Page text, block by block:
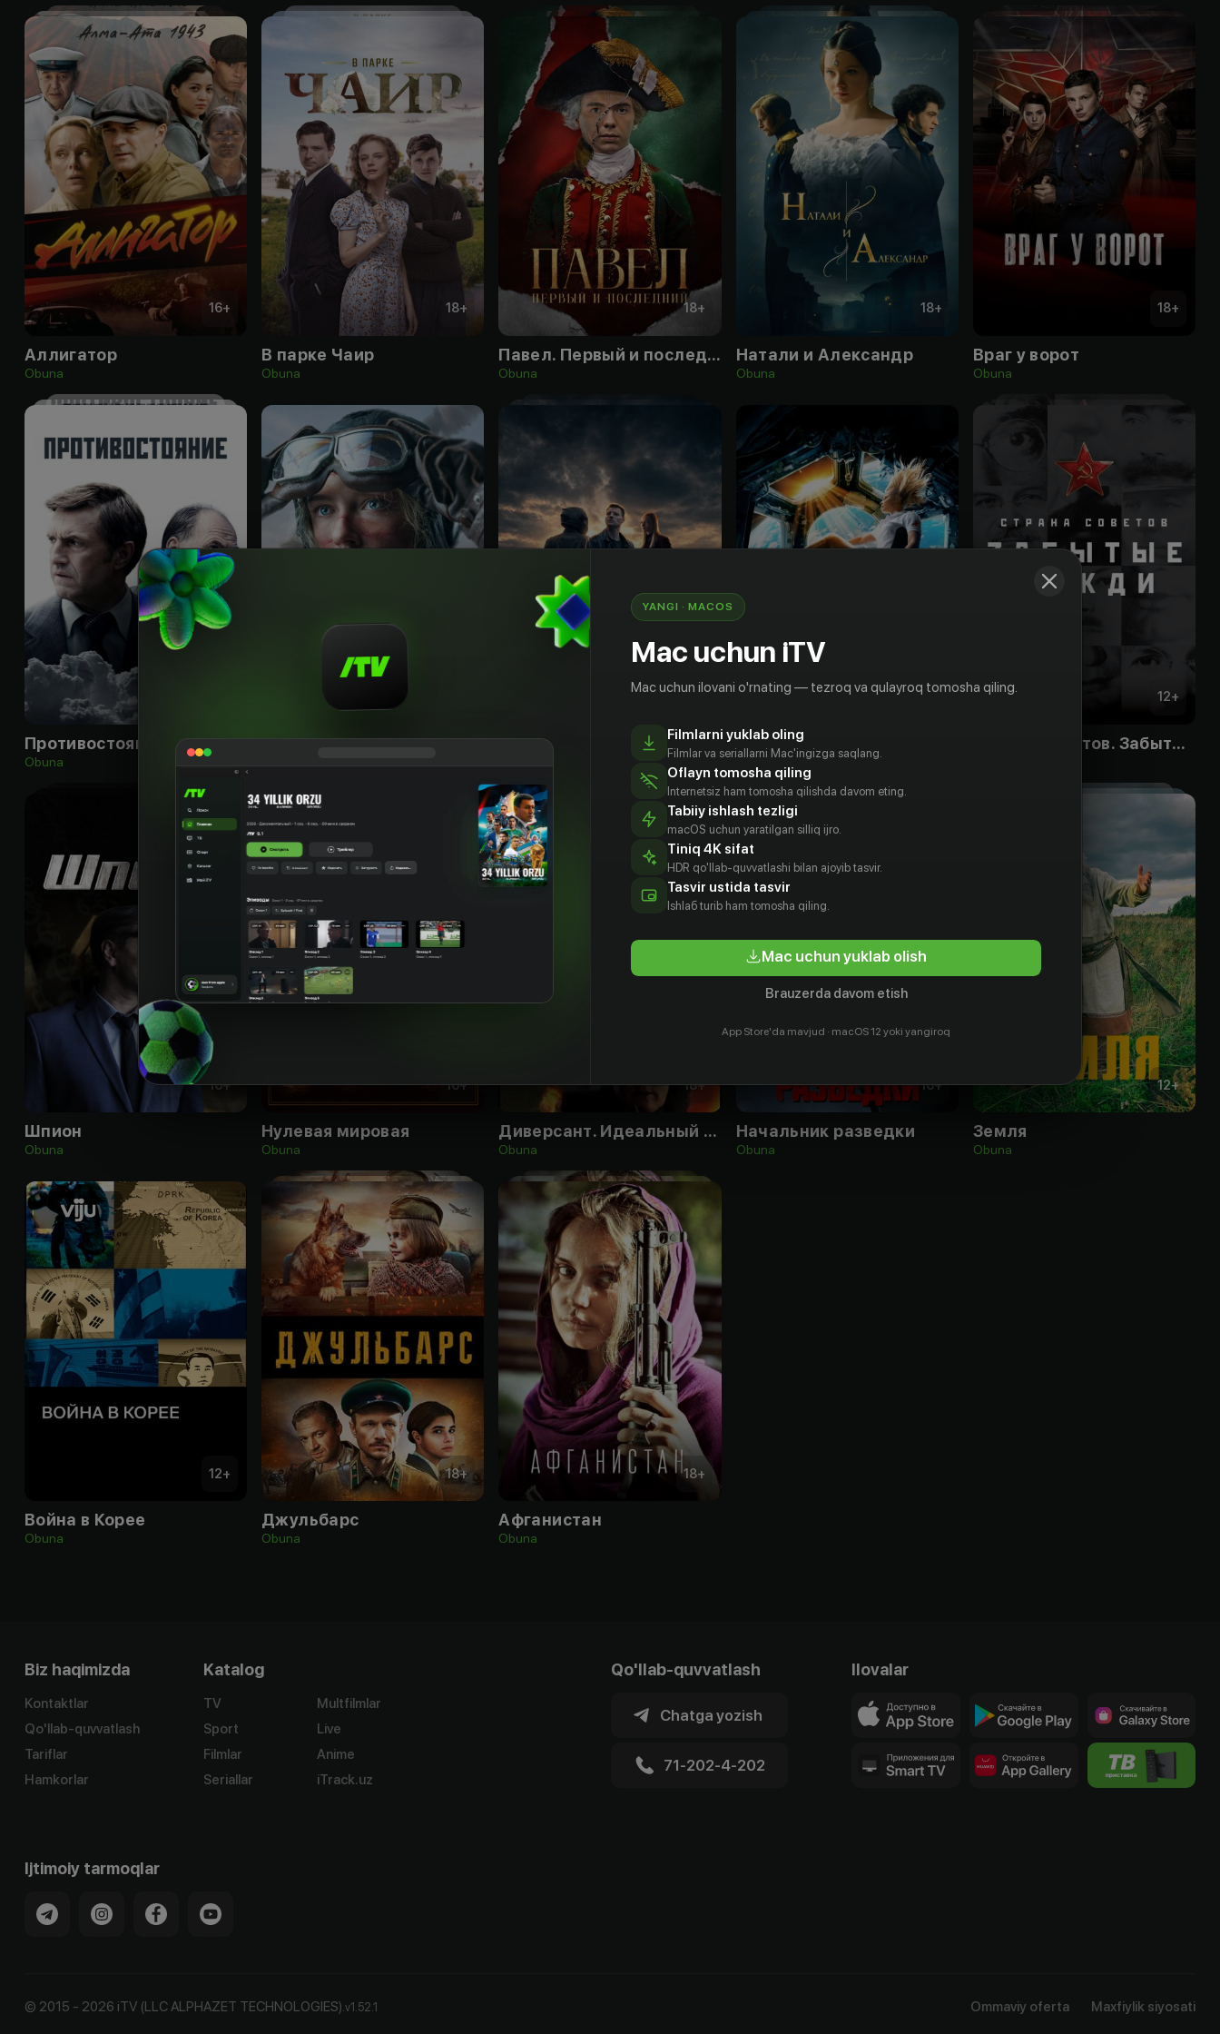
16+
Аллигатор
Obuna
18+
В парке Чаир
Obuna
18+
Павел. Первый и последний
Obuna
18+
Натали и Александр
Obuna
18+
Враг у ворот
Obuna
Противостояние
Obuna
Воздух
18 +
Такси под прикрытием
12+
Вызов
Obuna
12+
Страна Советов. Забытые вожди
16+
Шпион
Obuna
16+
Нулевая мировая
Obuna
18+
Диверсант. Идеальный штурм
Obuna
16+
Начальник разведки
Obuna
12+
Земля
Obuna
12+
Война в Корее
Obuna
18+
Джульбарс
Obuna
18+
Афганистан
Obuna
Biz haqimizda
Kontaktlar
Qo'llab-quvvatlash
Tariflar
Hamkorlar
Katalog
TV
Sport
Filmlar
Seriallar
Multfilmlar
Live
Anime
iTrack.uz
Qo'llab-quvvatlash
Chatga yozish
71-202-4-202
Ilovalar
Ijtimoiy tarmoqlar
© 2015 - 2026 iTV (LLC ALPHAZET TECHNOLOGIES).v1.52.1 Ommaviy oferta Maxfiylik siyosati
YANGI · MACOS
Mac uchun iTV
Mac uchun ilovani o'rnating — tezroq va qulayroq tomosha qiling.
Filmlarni yuklab oling
Filmlar va seriallarni Mac'ingizga saqlang.
Oflayn tomosha qiling
Internetsiz ham tomosha qilishda davom eting.
Tabiiy ishlash tezligi
macOS uchun yaratilgan silliq ijro.
Tiniq 4K sifat
HDR qo'llab-quvvatlashi bilan ajoyib tasvir.
Tasvir ustida tasvir
Ishlаб turib ham tomosha qiling.
Mac uchun yuklab olish
Brauzerda davom etish
App Store'da mavjud · macOS 12 yoki yangiroq